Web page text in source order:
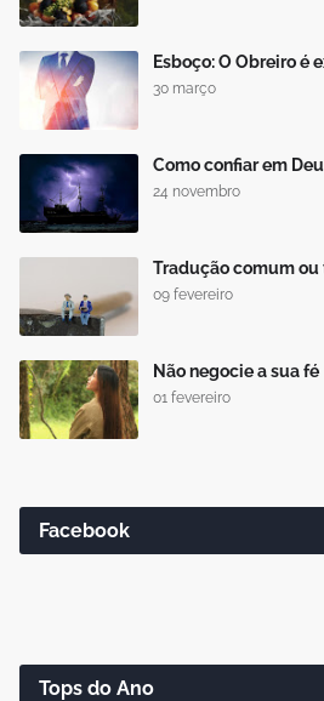
Esboço: O Obreiro é
30 março
Como confiar em
24 novembro
Tradução comum
09 fevereiro
Não negocie a sua fé
01 fevereiro
Facebook
Tops do Ano